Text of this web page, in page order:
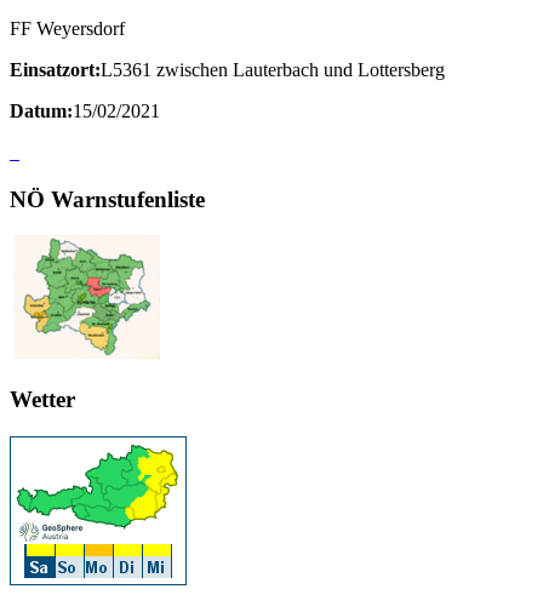
FF Weyersdorf
Einsatzort:L5361 zwischen Lauterbach und Lottersberg
Datum:15/02/2021
NÖ Warnstufenliste
Wetter